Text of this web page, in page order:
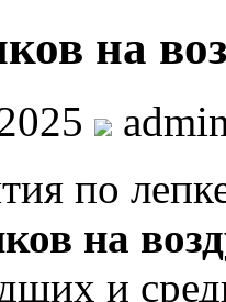
на
по
на
и